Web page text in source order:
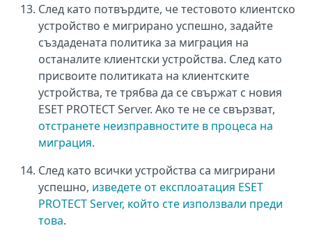
След като потвърдите, че тестовото клиентско
устройство е мигрирано успешно, задайте
създадената политика за миграция на
останалите клиентски устройства. След като
присвоите политиката на клиентските
устройства, те трябва да се свържат с новия
ESET PROTECT Server. Ако те не се свързват,
отстранете неизправностите в процеса на
миграция.
След като всички устройства са мигрирани
успешно, изведете от експлоатация ESET
PROTECT Server, който сте използвали преди
това.